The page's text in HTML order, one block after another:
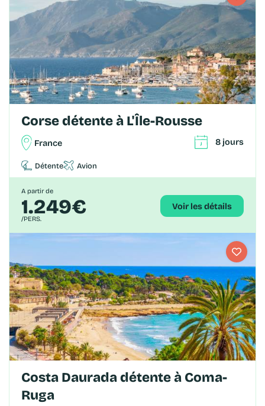
Corse détente à L'Île-Rousse
France 8 jours
Détente Avion
A partir de
1.249€
/PERS.
Voir les détails
Costa Daurada détente à Coma-
Ruga